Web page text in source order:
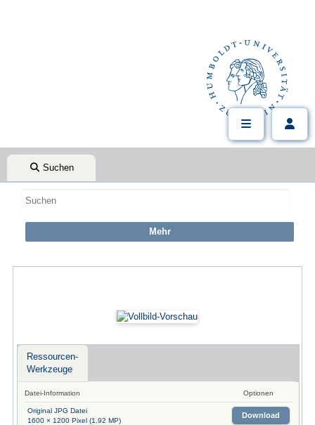
Suchen
Ressourcen-
Werkzeuge
Datei-Information Optionen
Original JPG Datei
1600 × 1200 Pixel (1.92 MP)
Download